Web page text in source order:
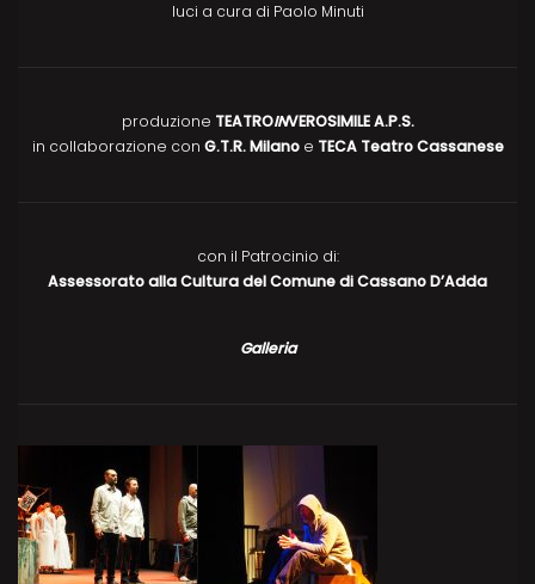
luci a cura di Paolo Minuti
produzione TEATROINVEROSIMILE A.P.S.
in collaborazione con G.T.R. Milano e TECA Teatro Cassanese
con il Patrocinio di:
Assessorato alla Cultura del Comune di Cassano D’Adda
Galleria